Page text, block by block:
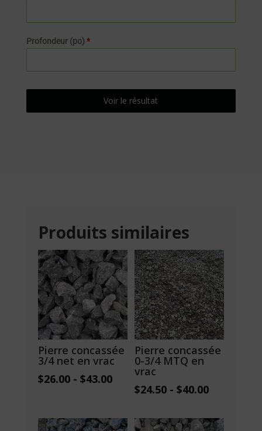
Profondeur (po) *
Voir le résultat
Produits similaires
Pierre concassée
3/4 net en vrac
$26.00- $43.00
Pierre concassée
0-3/4 MTQ en
vrac
$24.50 -$40.00